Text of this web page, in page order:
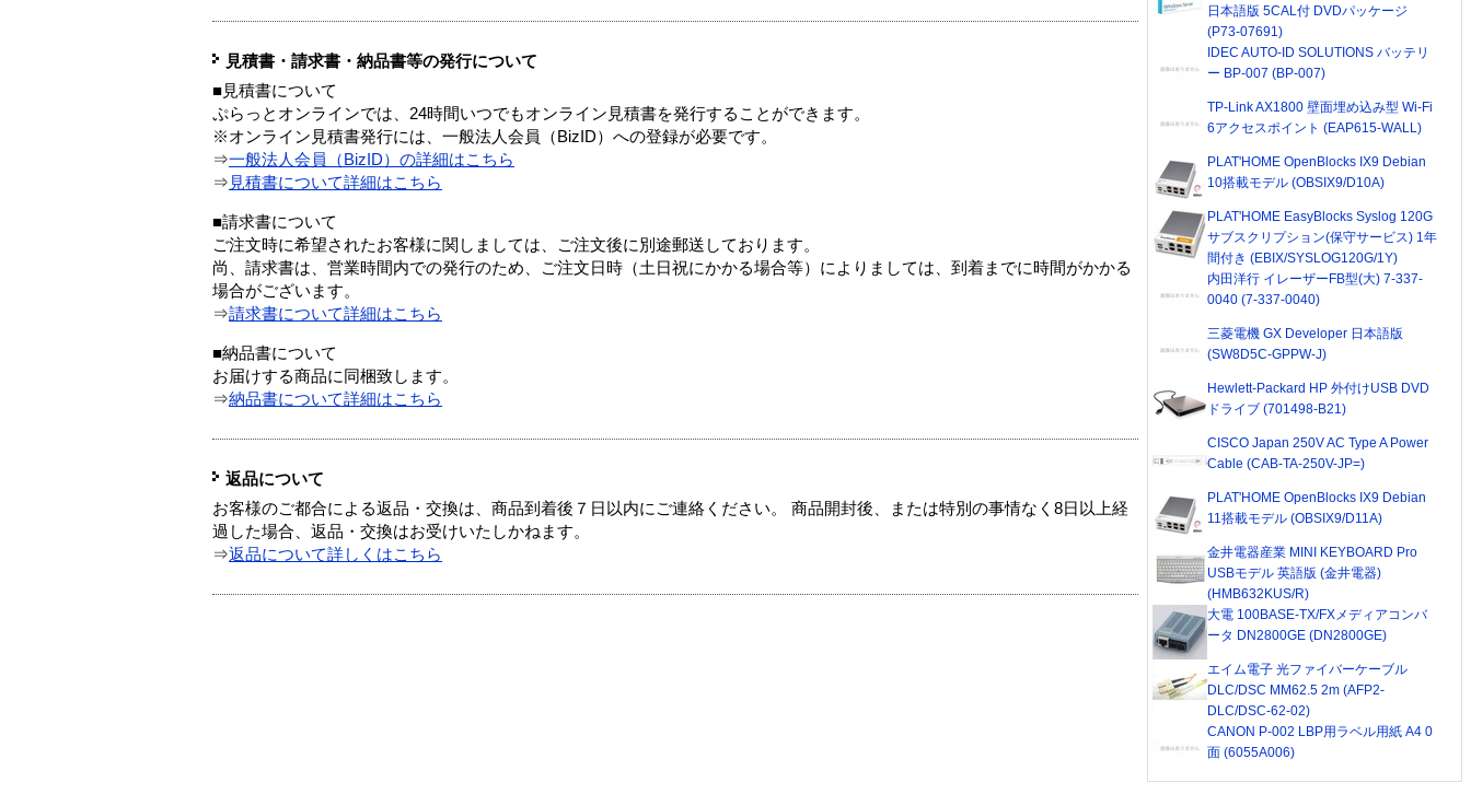
見積書・請求書・納品書等の発行について
■見積書について
ぷらっとオンラインでは、24時間いつでもオンライン見積書を発行することができます。
※オンライン見積書発行には、一般法人会員（BizID）への登録が必要です。
⇒一般法人会員（BizID）の詳細はこちら
⇒ 見積書について詳細はこちら
■請求書について
ご注文時に希望されたお客様に関しましては、ご注文後に別途郵送しております。
尚、請求書は、営業時間内での発行のため、ご注文日時（土日祝にかかる場合等）によりましては、到着までに時間がかかる
場合がございます。
⇒請求書について詳細はこちら
■納品書について
お届けする商品に同梱致します。
⇒納品書について詳細はこちら
返品について
お客様のご都合による返品・交換は、商品到着後７日以内にご連絡ください。 商品開封後、または特別の事情なく8日以上経
過した場合、返品・交換はお受けいたしかねます。
⇒返品について詳しくはこちら
日本語版 5CAL付 DVDパッケージ
(P73-07691)
IDEC AUTO-ID SOLUTIONS バッテリ
ー BP-007 (BP-007)
TP-Link AX1800 壁面埋め込み型 Wi-Fi
6アクセスポイント (EAP615-WALL)
PLAT'HOME OpenBlocks IX9 Debian
10搭載モデル (OBSIX9/D10A)
PLAT'HOME EasyBlocks Syslog 120G
サブスクリプション(保守サービス) 1年
間付き (EBIX/SYSLOG120G/1Y)
内田洋行 イレーザーFB型(大) 7-337-
0040 (7-337-0040)
三菱電機 GX Developer 日本語版
(SW8D5C-GPPW-J)
Hewlett-Packard HP 外付けUSB DVD
ドライブ (701498-B21)
CISCO Japan 250V AC Type A Power
Cable (CAB-TA-250V-JP=)
PLAT'HOME OpenBlocks IX9 Debian
11搭載モデル (OBSIX9/D11A)
金井電器産業 MINI KEYBOARD Pro
USBモデル 英語版 (金井電器)
(HMB632KUS/R)
大電 100BASE-TX/FXメディアコンバ
ータ DN2800GE (DN2800GE)
エイム電子 光ファイバーケーブル
DLC/DSC MM62.5 2m (AFP2-
DLC/DSC-62-02)
CANON P-002 LBP用ラベル用紙 A4 0
面 (6055A006)